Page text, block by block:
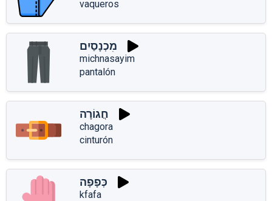
vaqueros
מִכְנָסַיִם
michnasayim
pantalón
חֲגוֹרָה
chagora
cinturón
כְּפָפָה
kfafa